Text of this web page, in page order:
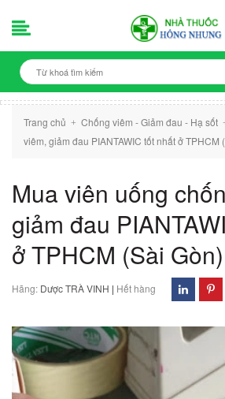
Trang chủ + Chống viêm - Giảm đau - Hạ sốt
viêm, giảm đau PIANTAWIC tốt nhất ở TPHCM
Mua viên uống
giảm đau
ở TPHCM (Sài Gòn)
Hãng: Dược TRÀ VINH | Hết hàng